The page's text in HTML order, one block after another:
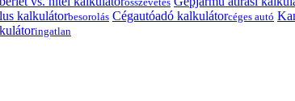
kalkulátorbesorolás Cégautóadó kalkulátorcéges autó
ingatlan